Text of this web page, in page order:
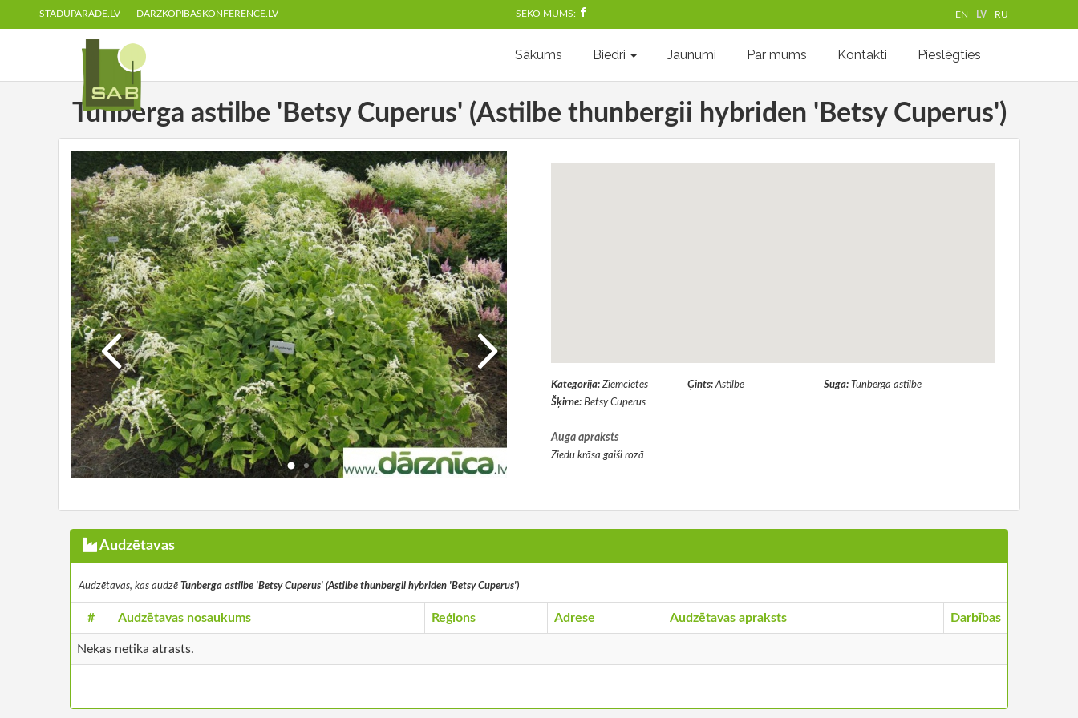
STADUPARADE.LV DARZKOPIBASKONFERENCE.LV SEKO MUMS: EN LV RU
Sākums Biedri Jaunumi Par mums Kontakti Pieslēgties
Tunberga astilbe 'Betsy Cuperus' (Astilbe thunbergii hybriden 'Betsy Cuperus')
Kategorija: Ziemcietes Ģints: Astilbe Suga: Tunberga astilbe
Šķirne: Betsy Cuperus
Auga apraksts
Ziedu krāsa gaiši rozā
Audzētavas
Audzētavas, kas audzē Tunberga astilbe 'Betsy Cuperus' (Astilbe thunbergii hybriden 'Betsy Cuperus')
# Audzētavas nosaukums Reģions Adrese Audzētavas apraksts Darbības
Nekas netika atrasts.